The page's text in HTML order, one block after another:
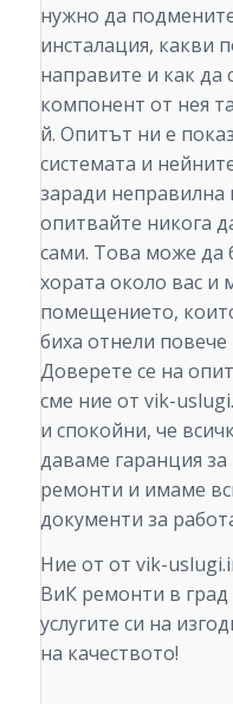
нужно да
инсталация, какви
направите и как да
компонент от нея
й. Опитът ни е
системата и
заради
опитвайте никога
сами. Това може да
хората около вас
помещението,
биха отнели
Доверете се на
сме ние от vik-
и спокойни, че
даваме гаранция
ремонти и имаме
документи за
Ние от от vik-
ВиК ремонти в
услугите си на
на качеството!